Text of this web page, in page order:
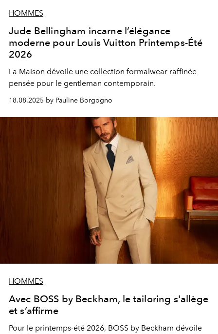
HOMMES
Jude Bellingham incarne l’élégance
moderne pour Louis Vuitton Printemps-Été
2026
La Maison dévoile une collection formalwear raffinée
pensée pour le gentleman contemporain.
18.08.2025 by Pauline Borgogno
HOMMES
Avec BOSS by Beckham, le tailoring s'allège
et s’affirme
Pour le printemps-été 2026, BOSS by Beckham dévoile